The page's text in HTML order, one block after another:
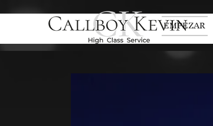
EMPEZAR